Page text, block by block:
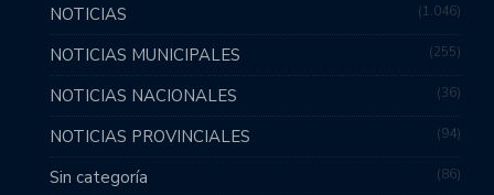
NOTICIAS 1.046
NOTICIAS MUNICIPALES 255
NOTICIAS NACIONALES 36
NOTICIAS PROVINCIALES 94
Sin categoría 86